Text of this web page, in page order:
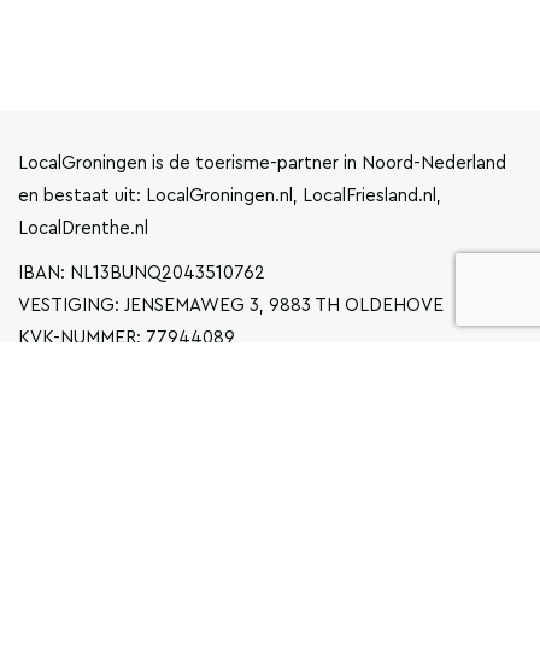
LocalGroningen is de toerisme-partner in Noord-Nederland
en bestaat uit: LocalGroningen.nl, LocalFriesland.nl,
LocalDrenthe.nl
IBAN: NL13BUNQ2043510762
VESTIGING: JENSEMAWEG 3, 9883 TH OLDEHOVE
KVK-NUMMER: 77944089